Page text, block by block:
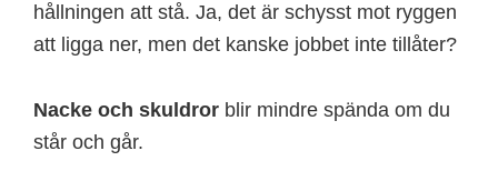
hållningen att stå. Ja, det är schysst mot ryggen
att ligga ner, men det kanske jobbet inte tillåter?
Nacke och skuldror blir mindre spända om du
står och går.